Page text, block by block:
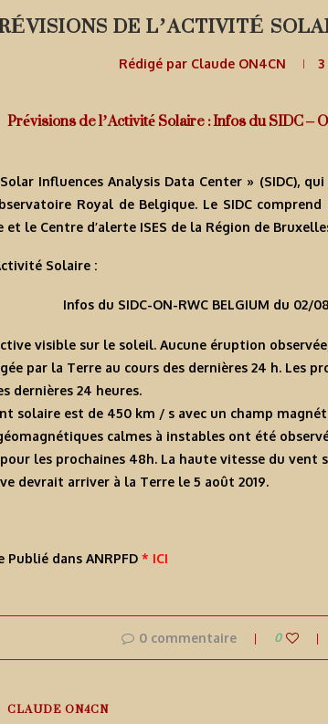
DE L’ACTIVITÉ
Rédigé par Claude ON4CN 3
Prévisions de l’Activité Solaire : Infos du SIDC
Influences Analysis Data Center » (SIDC),
Royal de Belgique. Le SIDC
et le Centre d’alerte ISES de la Région de
Solaire :
Infos du SIDC-ON-RWC BELGIUM du 02/
visible sur le soleil. Aucune éruption
par la Terre au cours des dernières 24 h. Les
dernières 24 heures.
solaire est de 450 km / s avec un champ
calmes à instables ont été
les prochaines 48h. La haute vitesse du
devrait arriver à la Terre le 5 août 2019.
Publié dans ANRPFD * ICI
0 commentaire 0
CLAUDE ON4CN